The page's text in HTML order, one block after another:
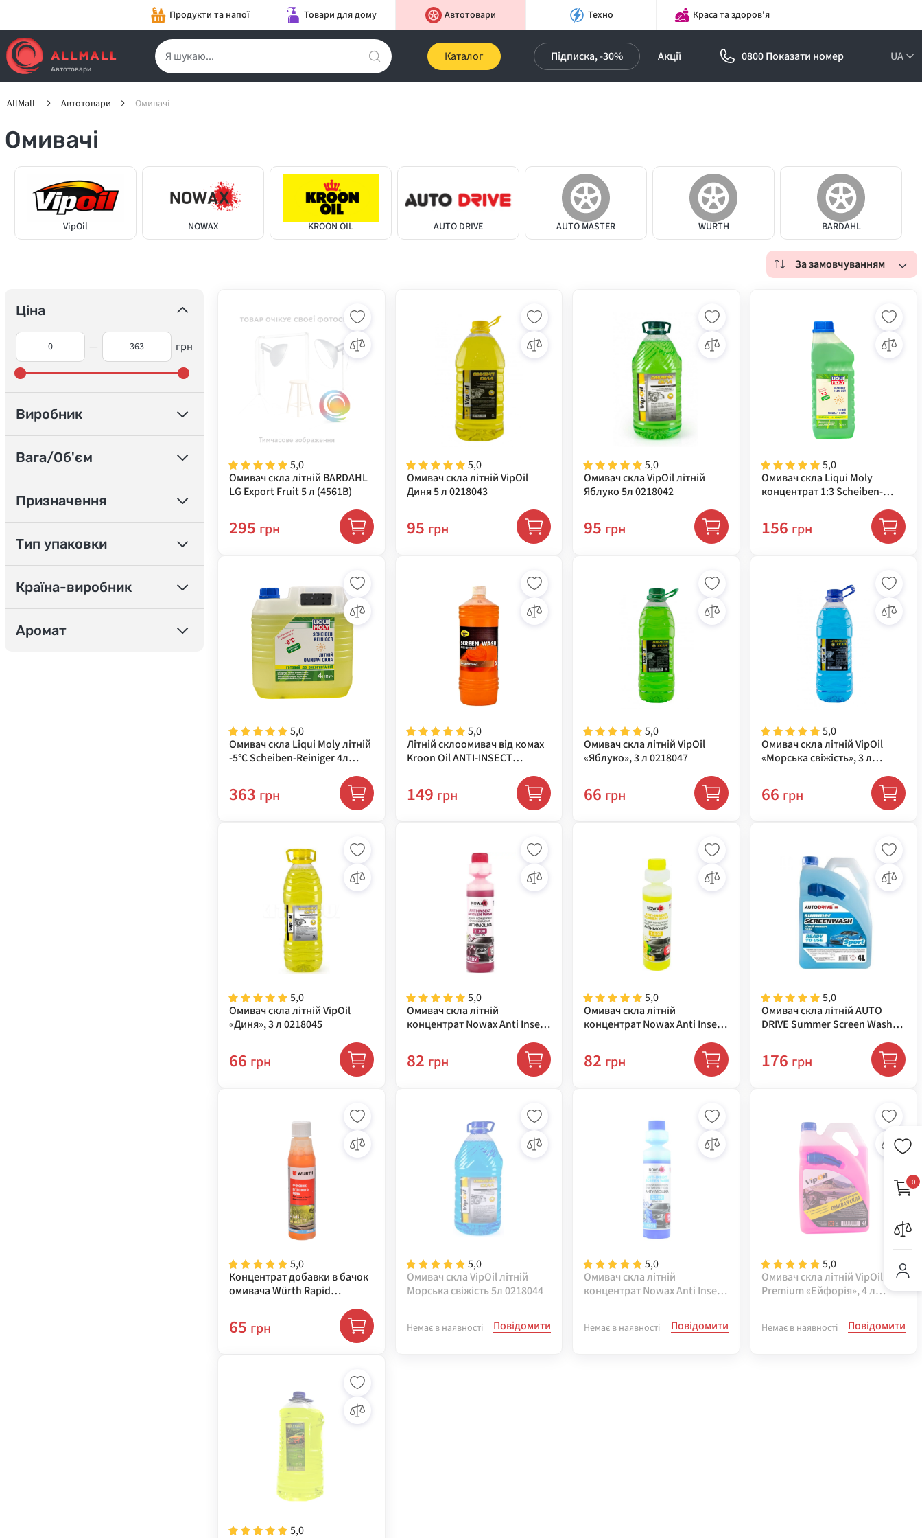
Продукти та напої Товари для дому Автотовари Техно Краса та здоров'я
Автотовари
Каталог Підписка, -30% Акції 0800 Показати номер UA
0
AllMall Автотовари Омивачі
Омивачі
VipOil NOWAX KROON OIL AUTO DRIVE AUTO MASTER WURTH BARDAHL
За замовчуванням
Ціна
грн
Виробник
Вага/Об'єм
Призначення
Тип упаковки
Країна-виробник
Аромат
5,0
Омивач скла літній BARDAHL
LG Export Fruit 5 л (4561B)
295 грн
5,0
Омивач скла літній VipOil
Диня 5 л 0218043
95 грн
5,0
Омивач скла VipOil літній
Яблуко 5л 0218042
95 грн
5,0
Омивач скла Liqui Moly
концентрат 1:3 Scheiben-
156 грн
5,0
Омивач скла Liqui Moly літній
-5°C Scheiben-Reiniger 4л
363 грн
5,0
Літній склоомивач від комах
Kroon Oil ANTI-INSECT
149 грн
5,0
Омивач скла літній VipOil
«Яблуко», 3 л 0218047
66 грн
5,0
Омивач скла літній VipOil
«Морська свіжість», 3 л
66 грн
5,0
Омивач скла літній VipOil
«Диня», 3 л 0218045
66 грн
5,0
Омивач скла літній
концентрат Nowax Anti Insekt
NX25225
82 грн
5,0
Омивач скла літній
концентрат Nowax Anti Insekt
82 грн
5,0
Омивач скла літній AUTO
DRIVE Summer Screen Wash
176 грн
5,0
Концентрат добавки в бачок
омивача Würth Rapid
65 грн
5,0
Омивач скла VipOil літній
Морська свіжість 5л 0218044
Немає в наявності Повідомити
5,0
Омивач скла літній
концентрат Nowax Anti Insekt
Немає в наявності Повідомити
5,0
Омивач скла літній VipOil
Premium «Ейфорія», 4 л
Немає в наявності Повідомити
5,0